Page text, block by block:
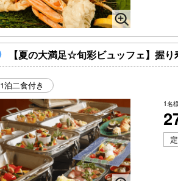
【夏の大満足☆旬彩ビュッフェ】握
1泊二食付き
1名